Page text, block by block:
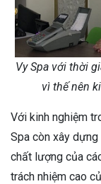
Vy Spa với thời
vì thế nên
Với kinh nghiệm
Spa còn xây
chất lượng của
trách nhiệm cao